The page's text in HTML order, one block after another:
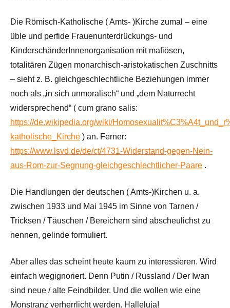
Die Römisch-Katholische ( Amts- )Kirche zumal – eine
üble und perfide Frauenunterdrückungs- und
KinderschänderInnenorganisation mit mafiösen,
totalitären Zügen monarchisch-aristokatischen Zuschnitts
– sieht z. B. gleichgeschlechtliche Beziehungen immer
noch als „in sich unmoralisch“ und „dem Naturrecht
widersprechend“ ( cum grano salis:
https://de.wikipedia.org/wiki/
katholische_Kirche ) an. Ferner:
https://www.lsvd.de/de/ct/4731-Widerstand-gegen-Nein-
aus-Rom-zur-Segnung-gleichgeschlechtlicher-Paare .
Die Handlungen der deutschen ( Amts-)Kirchen u. a.
zwischen 1933 und Mai 1945 im Sinne von Tarnen /
Tricksen / Täuschen / Bereichern sind abscheulichst zu
nennen, gelinde formuliert.
Aber alles das scheint heute kaum zu interessieren. Wird
einfach wegignoriert. Denn Putin / Russland / Der Iwan
sind neue / alte Feindbilder. Und die wollen wie eine
Monstranz verherrlicht werden. Halleluja!